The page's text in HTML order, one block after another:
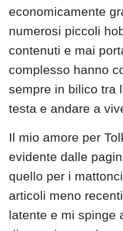
economicamente
numerosi piccoli
contenuti e mai
complesso hanno
sempre in bilico tra
testa e andare a
Il mio amore per
evidente dalle
quello per i
articoli meno
latente e mi spinge